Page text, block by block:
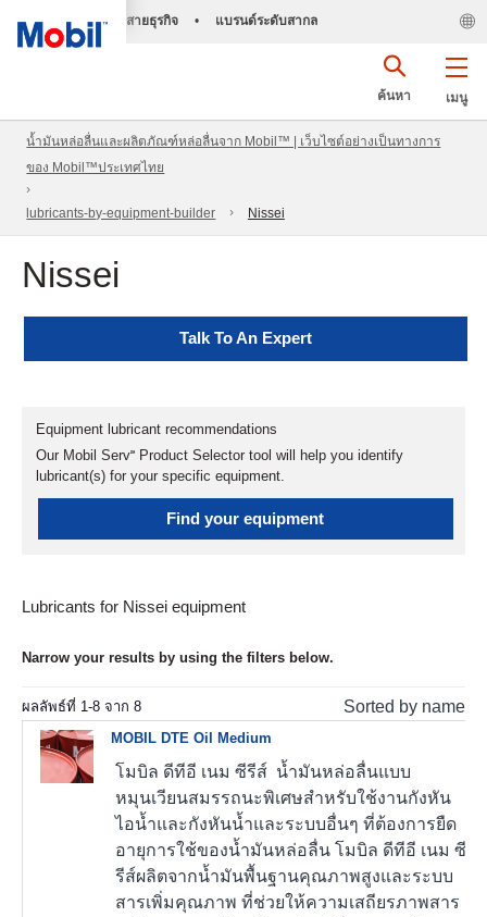
สายธุรกิจ • แบรนด์ระดับสากล
เมนู
ค้นหา
น้ำมันหล่อลื่นและผลิตภัณฑ์หล่อลื่นจาก Mobil™ | เว็บไซต์อย่างเป็นทางการ
ของ Mobil™ประเทศไทย
lubricants-by-equipment-builder Nissei
Nissei
Talk To An Expert
Equipment lubricant recommendations
Our Mobil Serv℠ Product Selector tool will help you identify
lubricant(s) for your specific equipment.
Find your equipment
Lubricants for Nissei equipment
Narrow your results by using the filters below.
ผลลัพธ์ที่ 1-8 จาก 8 Sorted by name
MOBIL DTE Oil Medium
โมบิล ดีทีอี เนม ซีรีส์ น้ำมันหล่อลื่นแบบ
หมุนเวียนสมรรถนะพิเศษสำหรับใช้งานกังหัน
ไอน้ำและกังหันน้ำและระบบอื่นๆ ที่ต้องการยืด
อายุการใช้ของน้ำมันหล่อลื่น โมบิล ดีทีอี เนม ซี
รีส์ผลิตจากน้ำมันพื้นฐานคุณภาพสูงและระบบ
สารเพิ่มคุณภาพ ที่ช่วยให้ความเสถียรภาพสาร